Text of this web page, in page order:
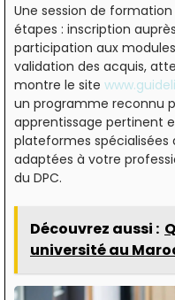
Une session de
étapes : inscription
participation aux
validation des acquis,
montre le site
un programme reconnu
apprentissage pertinent
plateformes
adaptées à votre
du DPC.
Découvrez aussi :
université au